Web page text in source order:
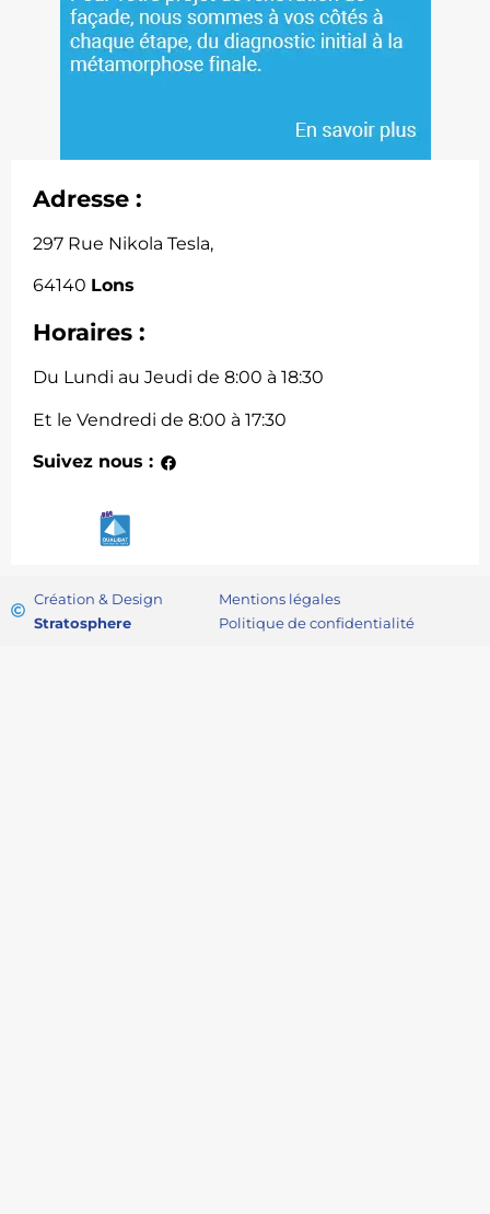
Adresse :
297 Rue Nikola Tesla,
64140 Lons
Horaires :
Du Lundi au Jeudi de 8:00 à 18:30
Et le Vendredi de 8:00 à 17:30
Suivez nous :
Création & Design
Stratosphere
Mentions légales
Politique de confidentialité